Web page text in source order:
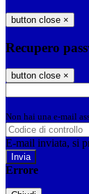
button close ×
Recupero
button close ×
Non hai una e-mail
E-mail inviata, si
Errore